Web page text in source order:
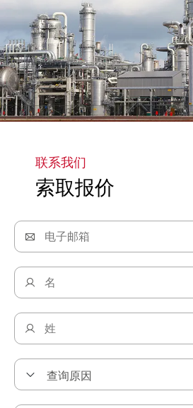
了解更多
联系我们
索取报价